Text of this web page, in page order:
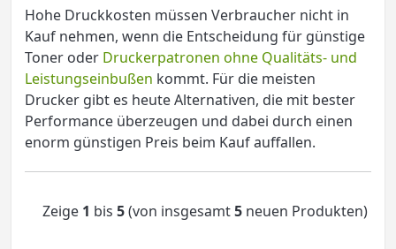
Hohe Druckkosten müssen Verbraucher nicht in
Kauf nehmen, wenn die Entscheidung für günstige
Toner oder Druckerpatronen ohne Qualitäts- und
Leistungseinbußen kommt. Für die meisten
Drucker gibt es heute Alternativen, die mit bester
Performance überzeugen und dabei durch einen
enorm günstigen Preis beim Kauf auffallen.
Zeige 1 bis 5(von insgesamt5 neuen Produkten)